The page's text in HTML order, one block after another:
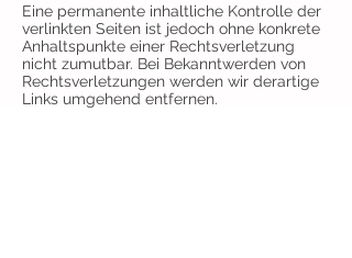
Eine permanente inhaltliche Kontrolle der
verlinkten Seiten ist jedoch ohne konkrete
Anhaltspunkte einer Rechtsverletzung
nicht zumutbar. Bei Bekanntwerden von
Rechtsverletzungen werden wir derartige
Links umgehend entfernen.